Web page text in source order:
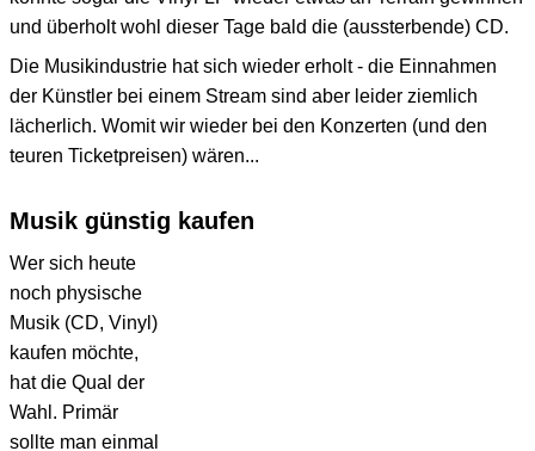
und überholt wohl dieser Tage bald die (aussterbende) CD.
Die Musikindustrie hat sich wieder erholt - die Einnahmen
der Künstler bei einem Stream sind aber leider ziemlich
lächerlich. Womit wir wieder bei den Konzerten (und den
teuren Ticketpreisen) wären...
Musik günstig kaufen
Wer sich heute
noch physische
Musik (CD, Vinyl)
kaufen möchte,
hat die Qual der
Wahl. Primär
sollte man einmal